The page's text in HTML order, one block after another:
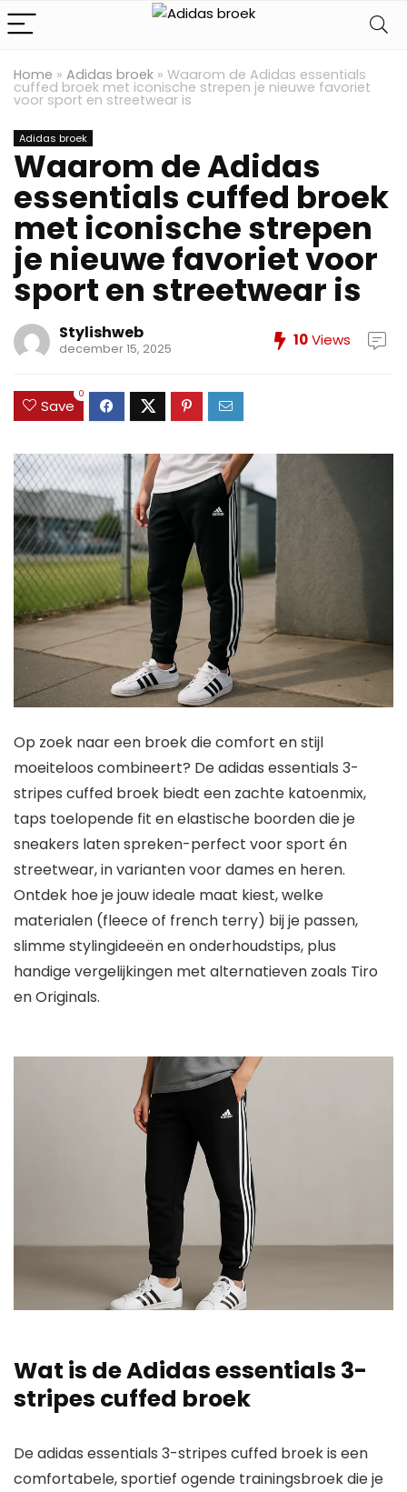
Home » Adidas broek » Waarom de Adidas essentials
cuffed broek met iconische strepen je nieuwe favoriet
voor sport en streetwear is
Adidas broek
Waarom de Adidas
essentials cuffed broek
met iconische strepen
je nieuwe favoriet voor
sport en streetwear is
Stylishweb
december 15, 2025 10Views
Save
0
Op zoek naar een broek die comfort en stijl
moeiteloos combineert? De adidas essentials 3-
stripes cuffed broek biedt een zachte katoenmix,
taps toelopende fit en elastische boorden die je
sneakers laten spreken-perfect voor sport én
streetwear, in varianten voor dames en heren.
Ontdek hoe je jouw ideale maat kiest, welke
materialen (fleece of french terry) bij je passen,
slimme stylingideeën en onderhoudstips, plus
handige vergelijkingen met alternatieven zoals Tiro
en Originals.
Wat is de Adidas essentials 3-
stripes cuffed broek
De adidas essentials 3-stripes cuffed broek is een
comfortabele, sportief ogende trainingsbroek die je